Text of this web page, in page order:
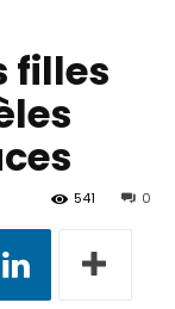
filles
0
541